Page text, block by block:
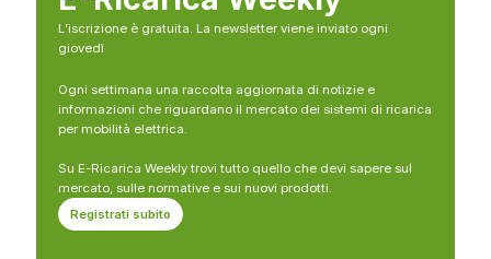
L’iscrizione è gratuita. La newsletter viene inviato ogni
giovedì
Ogni settimana una raccolta aggiornata di notizie e
informazioni che riguardano il mercato dei sistemi di ricarica
per mobilità elettrica.
Su E-Ricarica Weekly trovi tutto quello che devi sapere sul
mercato, sulle normative e sui nuovi prodotti.
Registrati subito